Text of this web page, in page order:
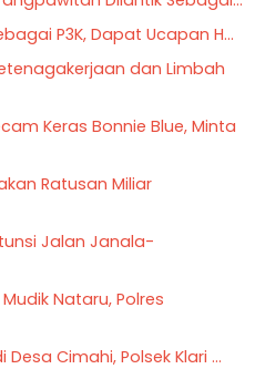
P3K, Dapat Ucapan H...
dan Limbah
Keras Bonnie Blue, Minta
Ratusan Miliar
Jalan Janala-
Nataru, Polres
Cimahi, Polsek Klari ...